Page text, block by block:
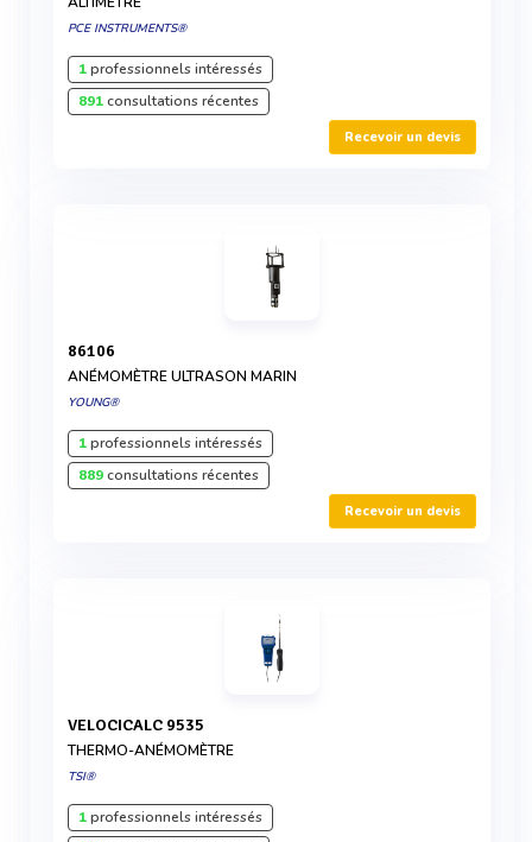
PCE INSTRUMENTS®
1professionnels intéressés
891consultations récentes
Recevoir un devis
86106
ANÉMOMÈTRE ULTRASON MARIN
YOUNG®
1professionnels intéressés
889consultations récentes
Recevoir un devis
VELOCICALC 9535
THERMO-ANÉMOMÈTRE
TSI®
1professionnels intéressés